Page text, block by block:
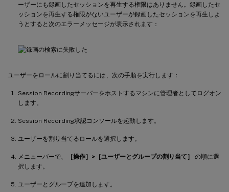
ーザーにも録画したセッションを再生する権限はありません。録画したセ
ッションを再生する権限がないユーザーが録画したセッションを再生しよ
うとすると次のエラーメッセージが表示されます：
ユーザーをロールに割り当てるには、次の手順を実行します：
Session Recordingサーバーをホストするマシンに管理者としてログオン
します。
Session Recording承認コンソールを起動します。
ユーザーを割り当てるロールを選択します。
メニューバーで、 ［操作］>［ユーザーとグループの割り当て］
の順に選
択します。
ユーザーとグループを追加します。